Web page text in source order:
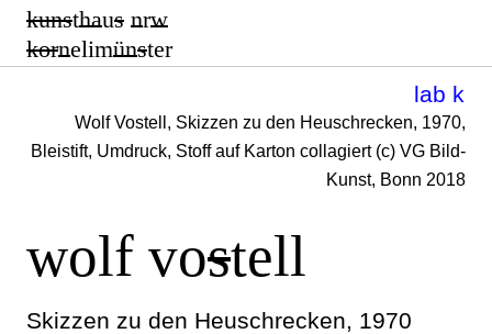
kunsthaus nrw
kornelimünster
lab k
Wolf Vostell, Skizzen zu den Heuschrecken, 1970,
Bleistift, Umdruck, Stoff auf Karton collagiert (c) VG Bild-
Kunst, Bonn 2018
wolf vostell
Skizzen zu den Heuschrecken, 1970